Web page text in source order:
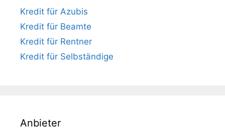
Kredit für Azubis
Kredit für Beamte
Kredit für Rentner
Kredit für Selbständige
Anbieter